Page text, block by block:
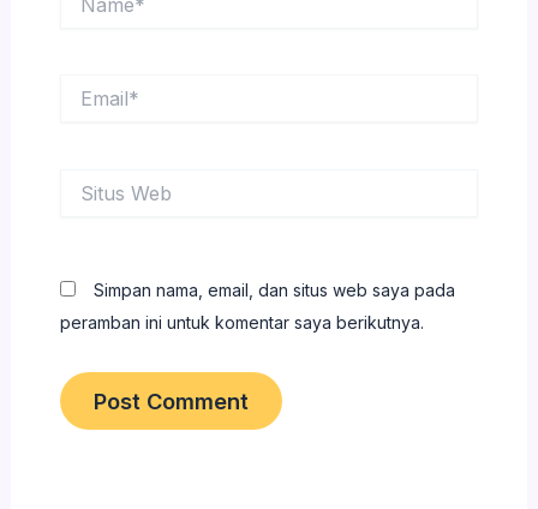
Web
Simpan nama, email, dan situs web saya pada
peramban ini untuk komentar saya berikutnya.